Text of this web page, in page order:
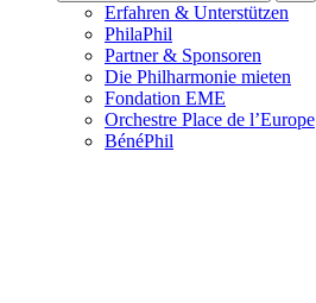
Erfahren & Unterstützen
PhilaPhil
Partner & Sponsoren
Die Philharmonie mieten
Fondation EME
Orchestre Place de l’Europe
BénéPhil